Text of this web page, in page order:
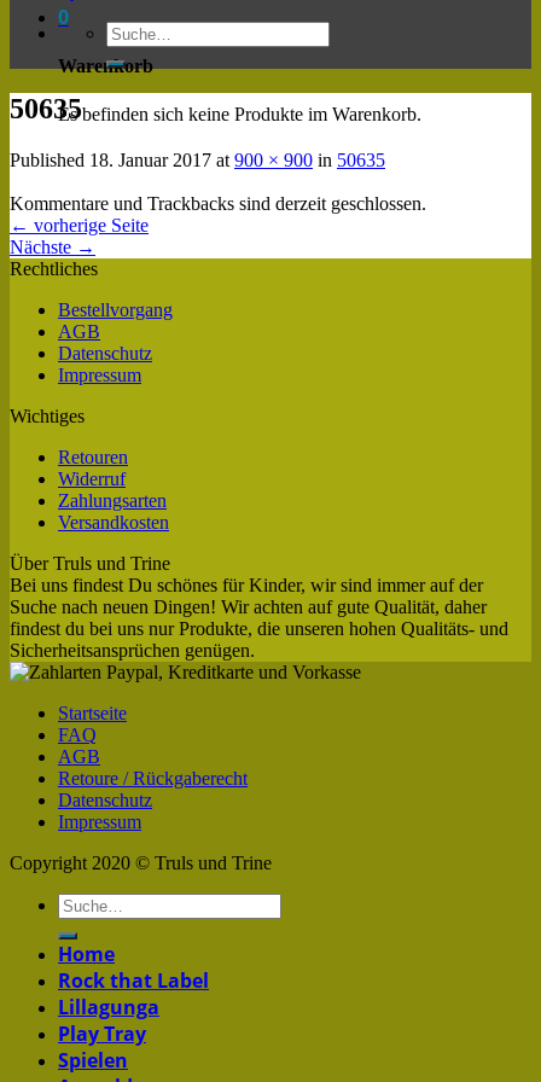
0
Warenkorb
Es befinden sich keine Produkte im Warenkorb.
50635
Published 18. Januar 2017 at 900 × 900 in 50635
Kommentare und Trackbacks sind derzeit geschlossen.
← vorherige Seite
Nächste →
Rechtliches
Bestellvorgang
AGB
Datenschutz
Impressum
Wichtiges
Retouren
Widerruf
Zahlungsarten
Versandkosten
Über Truls und Trine
Bei uns findest Du schönes für Kinder, wir sind immer auf der
Suche nach neuen Dingen! Wir achten auf gute Qualität, daher
findest du bei uns nur Produkte, die unseren hohen Qualitäts- und
Sicherheitsansprüchen genügen.
Startseite
FAQ
AGB
Retoure / Rückgaberecht
Datenschutz
Impressum
Copyright 2020 © Truls und Trine
Home
Rock that Label
Lillagunga
Play Tray
Spielen